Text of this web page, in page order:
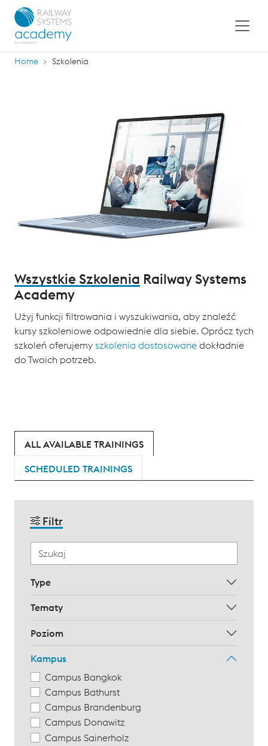
Home Szkolenia
Wszystkie Szkolenia Railway Systems
Academy
Użyj funkcji filtrowania i wyszukiwania, aby znaleźć
kursy szkoleniowe odpowiednie dla siebie. Oprócz tych
szkoleń oferujemy szkolenia dostosowane dokładnie
do Twoich potrzeb.
ALL AVAILABLE TRAININGS
SCHEDULED TRAININGS
Filtr
Type
Tematy
Poziom
Kampus
Campus Bangkok
Campus Bathurst
Campus Brandenburg
Campus Donawitz
Campus Sainerholz